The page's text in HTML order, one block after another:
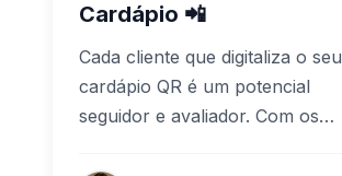
Cardápio 📲
Cada cliente que digitaliza o seu
cardápio QR é um potencial
seguidor e avaliador. Com os